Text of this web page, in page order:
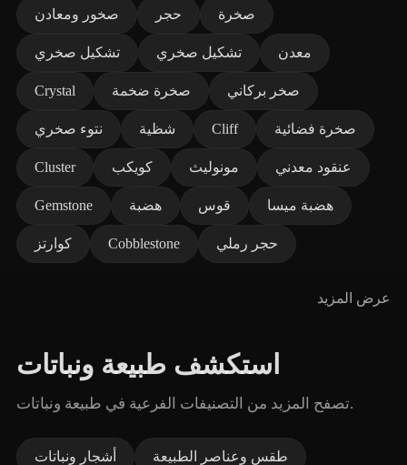
صخور ومعادن حجر صخرة
تشكيل صخري تشكيل صخري معدن
Crystal صخرة ضخمة صخر بركاني
نتوء صخري شظية Cliff صخرة فضائية
Cluster كويكب مونوليث عنقود معدني
Gemstone هضبة قوس هضبة ميسا
كوارتز Cobblestone حجر رملي
عرض المزيد
استكشف طبيعة ونباتات
تصفح المزيد من التصنيفات الفرعية في طبيعة ونباتات.
أشجار ونباتات طقس وعناصر الطبيعة